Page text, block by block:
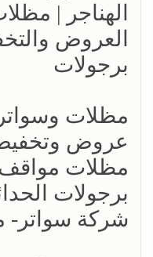
الهناجر |
العروض
برجولات
مظلات وسواتر
عروض
مظلات
برجولات
شركة